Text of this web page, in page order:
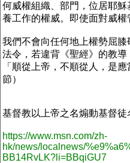
何威權組織、部門，位居耶
養工作的權威。即使面對威權
我們不會向任何地上權勢屈
法令，若違背《聖經》的教導
「順從上帝，不順從人，是
節）
基督教以上帝之名煽動基督徒
https://www.msn.com/zh-
hk/news/localnews/
BB14RvLK?li=BBqiGU7